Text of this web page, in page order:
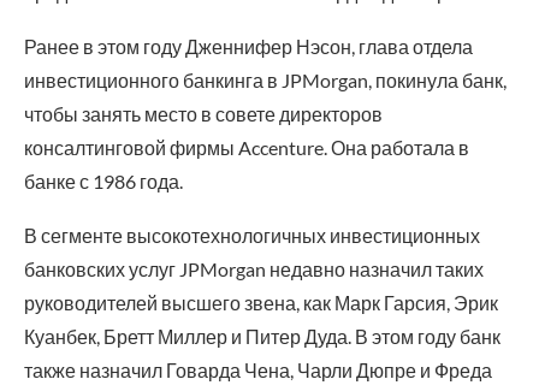
Ранее в этом году Дженнифер Нэсон, глава отдела
инвестиционного банкинга в JPMorgan, покинула банк,
чтобы занять место в совете директоров
консалтинговой фирмы Accenture. Она работала в
банке с 1986 года.
В сегменте высокотехнологичных инвестиционных
банковских услуг JPMorgan недавно назначил таких
руководителей высшего звена, как Марк Гарсия, Эрик
Куанбек, Бретт Миллер и Питер Дуда. В этом году банк
также назначил Говарда Чена, Чарли Дюпре и Фреда